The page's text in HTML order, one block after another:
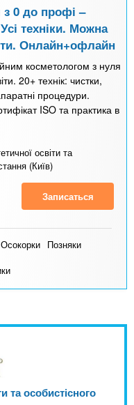
з 0 до профі –
техніки. Можна
Онлайн+офлайн
косметологом з нуля
20+ технік: чистки,
процедури.
ISO та практика в
освіти та
(Київ)
Записаться
Осокорки Позняки
та особистісного